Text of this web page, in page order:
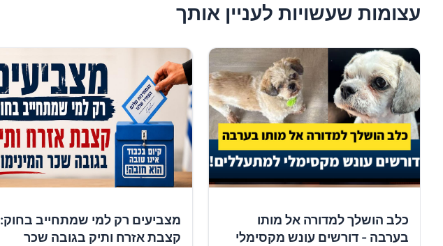
עצומות שעשויות לעניין אותך
כלב הושלך למדורה אל מותו
בערבה - דורשים עונש מקסימלי
מצביעים רק למי שמתחייב בחוק:
קצבת אזרח ותיק בגובה שכר